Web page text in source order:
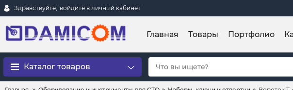
Здравствуйте, войдите в личный кабинет
Главная Товары Портфолио
Каталог товаров